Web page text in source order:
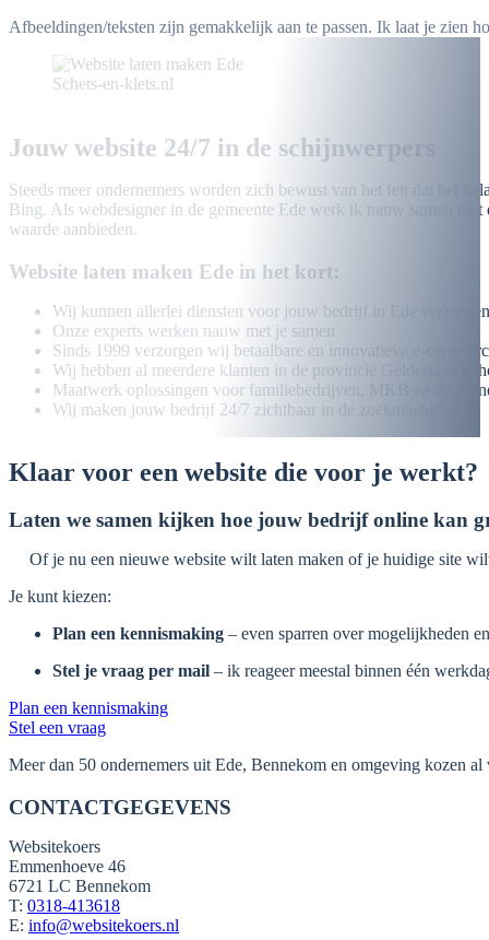
Afbeeldingen/teksten zijn gemakkelijk aan te passen. Ik laat je zien
Jouw website 24/7 in de schijnwerpers
Steeds meer ondernemers worden zich bewust van het feit dat het
Bing. Als webdesigner in de gemeente Ede werk ik nauw samen met
waarde aanbieden.
Website laten maken Ede in het kort:
Wij kunnen allerlei diensten voor jouw bedrijf in
verzorgen
Onze experts werken nauw met je samen
Sinds 1999 verzorgen wij betaalbare en innovatieve e-
Wij hebben al meerdere klanten in de provincie Gelderland
Maatwerk oplossingen voor familiebedrijven, MKB en ZZP
Wij maken jouw bedrijf 24/7 zichtbaar in de zoekmachines
Schets-en-klets.nl
Klaar voor een website die voor je werkt?
Laten we samen kijken hoe jouw bedrijf online kan
Of je nu een nieuwe website wilt laten maken of je huidige site
Je kunt kiezen:
Plan een kennismaking – even sparren over mogelijkheden
Stel je vraag per mail – ik reageer meestal binnen één
Plan een kennismaking
Stel een vraag
Meer dan 50 ondernemers uit Ede, Bennekom en omgeving kozen
CONTACTGEGEVENS
Websitekoers
Emmenhoeve 46
6721 LC Bennekom
T: 0318-413618
E: info@websitekoers.nl